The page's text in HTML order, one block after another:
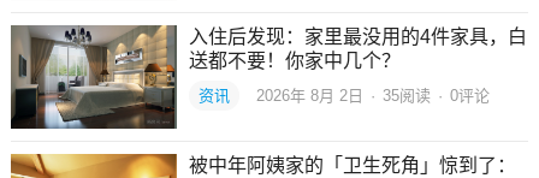
入住后发现：家里最没用的4件家具，白
送都不要！你家中几个？
资讯 2026年 8月 2日 · 35阅读 · 0评论
被中年阿姨家的「卫生死角」惊到了：